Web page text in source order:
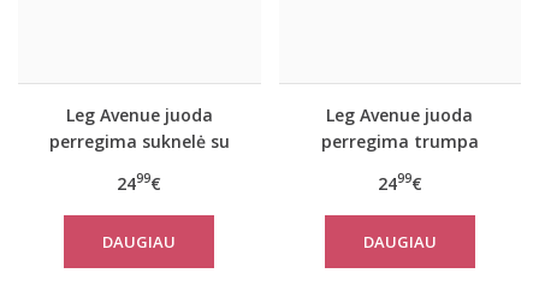
Leg Avenue juoda
perregima suknelė su
2499€
DAUGIAU
Leg Avenue juoda
perregima trumpa
2499€
DAUGIAU